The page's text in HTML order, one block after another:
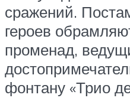
сражений.
героев
променад,
фонтану «Трио